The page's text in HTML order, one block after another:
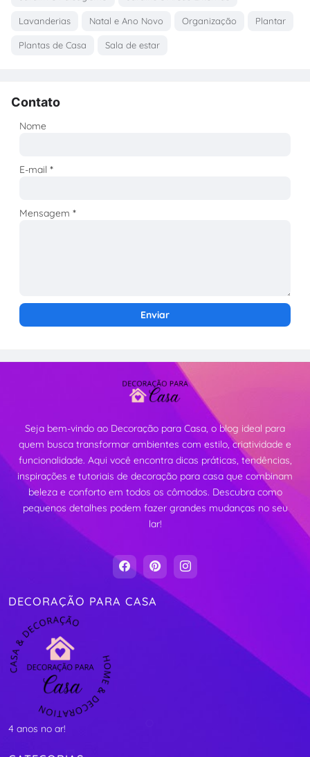
Lavanderias Natal e Ano Novo Organização Plantar
Plantas de Casa Sala de estar
Contato
Nome
E-mail*
Mensagem*
Seja bem-vindo ao Decoração para Casa, o blog ideal para
quem busca transformar ambientes com estilo, criatividade e
funcionalidade. Aqui você encontra dicas práticas, tendências,
inspirações e tutoriais de decoração para casa que combinam
beleza e conforto em todos os cômodos. Descubra como
pequenos detalhes podem fazer grandes mudanças no seu
lar!
DECORAÇÃO PARA CASA
4 anos no ar!